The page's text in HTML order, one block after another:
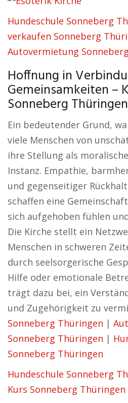
Hundeschule Sonneberg
verkaufen Sonneberg
Autovermietung
Hoffnung in
Gemeinsamkeiten –
Sonneberg
Ein bedeutender Grund,
viele Menschen von
ihre Stellung als
Instanz. Empathie,
und gegenseitiger
schaffen eine
sich aufgehoben fühlen
Die Kirche stellt ein
Menschen in schweren
durch seelsorgerische
Hilfe oder emotionale
trägt dazu bei, ein
und Zugehörigkeit zu
Sonneberg Thüringen |
Sonneberg Thüringen |
Sonneberg Thüringen
Hundeschule Sonneberg
Kurs Sonneberg Thüringen